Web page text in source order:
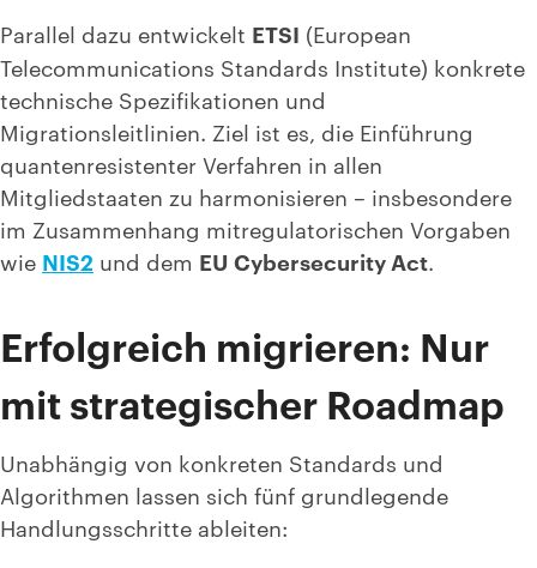
Parallel dazu entwickelt ETSI (European
Telecommunications Standards Institute) konkrete
technische Spezifikationen und
Migrationsleitlinien. Ziel ist es, die Einführung
quantenresistenter Verfahren in allen
Mitgliedstaaten zu harmonisieren – insbesondere
im Zusammenhang mitregulatorischen Vorgaben
wie NIS2 und dem EU Cybersecurity Act.
Erfolgreich migrieren: Nur
mit strategischer Roadmap
Unabhängig von konkreten Standards und
Algorithmen lassen sich fünf grundlegende
Handlungsschritte ableiten: